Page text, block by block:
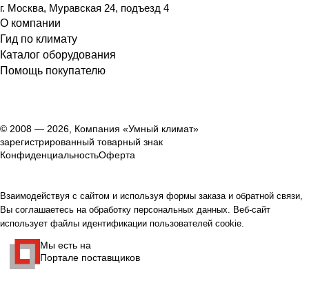
г. Москва, Муравская 24, подъезд 4
О компании
Гид по климату
Каталог оборудования
Помощь покупателю
© 2008 — 2026, Компания «Умный климат»
зарегистрированный товарный знак
КонфиденциальностьОферта
Взаимодействуя с сайтом и используя формы заказа и обратной связи,
Вы соглашаетесь на обработку персональных данных. Веб-сайт
использует файлы идентификации пользователей cookie.
Мы есть на
Портале поставщиков